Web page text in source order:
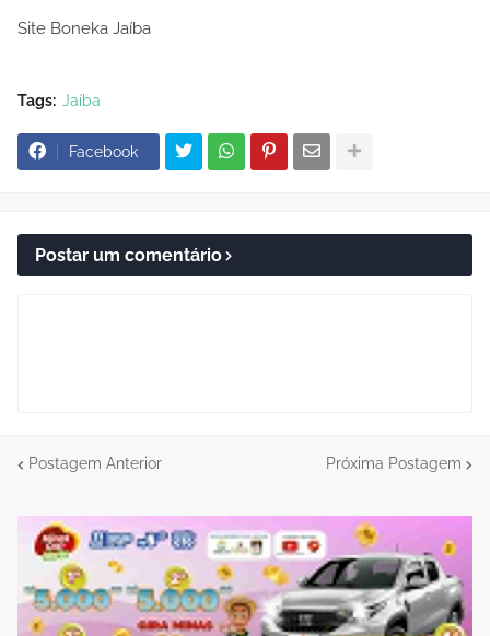
Site Boneka Jaíba
Tags: Jaíba
Facebook
Postar um comentário
Postagem Anterior Próxima Postagem